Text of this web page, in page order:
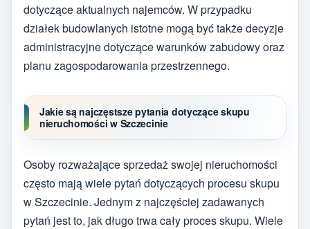
dotyczące aktualnych najemców. W przypadku
działek budowlanych istotne mogą być także decyzje
administracyjne dotyczące warunków zabudowy oraz
planu zagospodarowania przestrzennego.
Jakie są najczęstsze pytania dotyczące skupu
nieruchomości w Szczecinie
Osoby rozważające sprzedaż swojej nieruchomości
często mają wiele pytań dotyczących procesu skupu
w Szczecinie. Jednym z najczęściej zadawanych
pytań jest to, jak długo trwa cały proces skupu. Wiele